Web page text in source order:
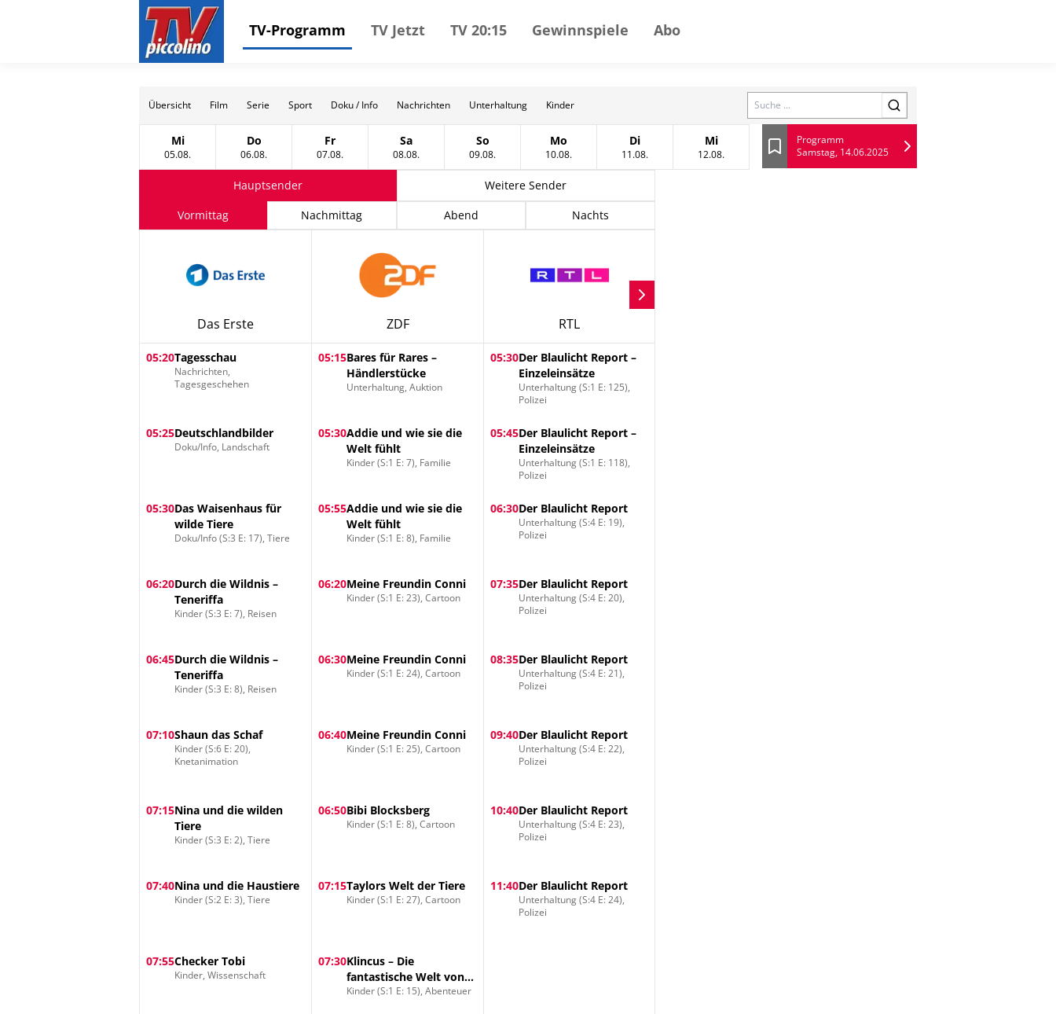
TV-Programm TV Jetzt TV 20:15 Gewinnspiele Abo
Übersicht Film Serie Sport Doku / Info Nachrichten Unterhaltung Kinder Search
Mittwoch, 05 August
Mi
05.08. Donnerstag, 06 August
Do
06.08. Freitag, 07 August
Fr
07.08. Samstag, 08 August
Sa
08.08. Sonntag, 09 August
So
09.08. Montag, 10 August
Mo
10.08. Dienstag, 11 August
Di
11.08. Mittwoch, 12 August
Mi
12.08. Lesezeichen
Programm
Samstag, 14.06.2025
Hauptsender
Weitere Sender
Vormittag
Nachmittag Abend Nachts
Das Erste
05:20Tagesschau
Nachrichten,
Tagesgeschehen
05:25Deutschlandbilder
Doku/Info, Landschaft
05:30Das Waisenhaus für
wilde Tiere
Doku/Info (S:3 E: 17), Tiere
06:20Durch die Wildnis –
Teneriffa
Kinder (S:3 E: 7), Reisen
06:45Durch die Wildnis –
Teneriffa
Kinder (S:3 E: 8), Reisen
07:10Shaun das Schaf
Kinder (S:6 E: 20),
Knetanimation
07:15Nina und die wilden
Tiere
Kinder (S:3 E: 2), Tiere
07:40Nina und die Haustiere
Kinder (S:2 E: 3), Tiere
07:55Checker Tobi
Kinder, Wissenschaft
ZDF
05:15Bares für Rares –
Händlerstücke
Unterhaltung, Auktion
05:30Addie und wie sie die
Welt fühlt
Kinder (S:1 E: 7), Familie
05:55Addie und wie sie die
Welt fühlt
Kinder (S:1 E: 8), Familie
06:20Meine Freundin Conni
Kinder (S:1 E: 23), Cartoon
06:30Meine Freundin Conni
Kinder (S:1 E: 24), Cartoon
06:40Meine Freundin Conni
Kinder (S:1 E: 25), Cartoon
06:50Bibi Blocksberg
Kinder (S:1 E: 8), Cartoon
07:15Taylors Welt der Tiere
Kinder (S:1 E: 27), Cartoon
07:30Klincus – Die
fantastische Welt von
Frondosa
Kinder (S:1 E: 15), Abenteuer
RTL
05:30Der Blaulicht Report –
Einzeleinsätze
Unterhaltung (S:1 E: 125),
Polizei
05:45Der Blaulicht Report –
Einzeleinsätze
Unterhaltung (S:1 E: 118),
Polizei
06:30Der Blaulicht Report
Unterhaltung (S:4 E: 19),
Polizei
07:35Der Blaulicht Report
Unterhaltung (S:4 E: 20),
Polizei
08:35Der Blaulicht Report
Unterhaltung (S:4 E: 21),
Polizei
09:40Der Blaulicht Report
Unterhaltung (S:4 E: 22),
Polizei
10:40Der Blaulicht Report
Unterhaltung (S:4 E: 23),
Polizei
11:40Der Blaulicht Report
Unterhaltung (S:4 E: 24),
Polizei